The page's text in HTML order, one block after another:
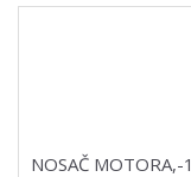
NOSAČ MOTORA,-1